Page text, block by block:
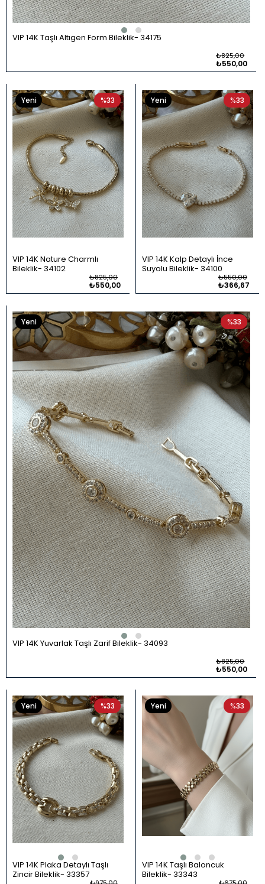
VIP 14K Taşlı Altıgen Form Bileklik 34175
₺550,00
₺825,00
VIP 14K Nature Charmlı
Bileklik 34102
₺550,00
₺825,00
%33
Yeni
Ürün
VIP 14K Kalp Detaylı İnce
Suyolu Bileklik 34100
₺366,67
₺550,00
%33
Yeni
Ürün
VIP 14K Yuvarlak Taşlı Zarif Bileklik 34093
₺550,00
₺825,00
%33
Yeni
Ürün
VIP 14K Plaka Detaylı Taşlı
Zincir Bileklik 33357
%33
Yeni
Ürün
VIP 14K Taşlı Baloncuk
Bileklik 33343
%33
Yeni
Ürün